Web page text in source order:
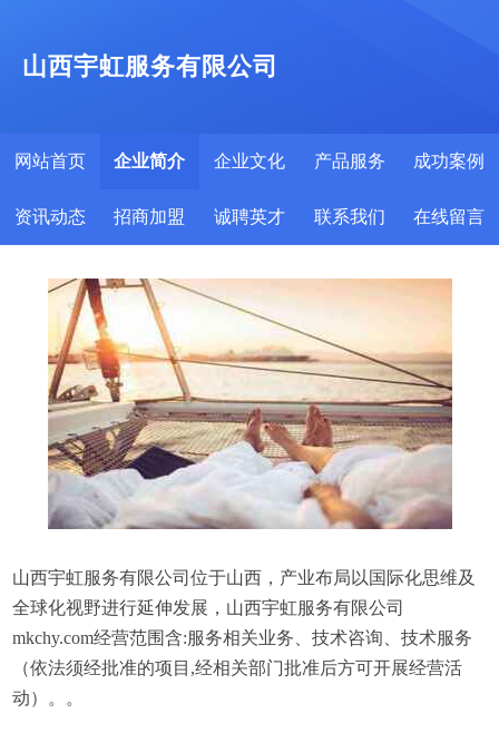
山西宇虹服务有限公司
网站首页 企业简介 企业文化 产品服务 成功案例
资讯动态 招商加盟 诚聘英才 联系我们 在线留言
山西宇虹服务有限公司位于山西，产业布局以国际化思维及
全球化视野进行延伸发展，山西宇虹服务有限公司
mkchy.com经营范围含:服务相关业务、技术咨询、技术服务
（依法须经批准的项目,经相关部门批准后方可开展经营活
动）。。